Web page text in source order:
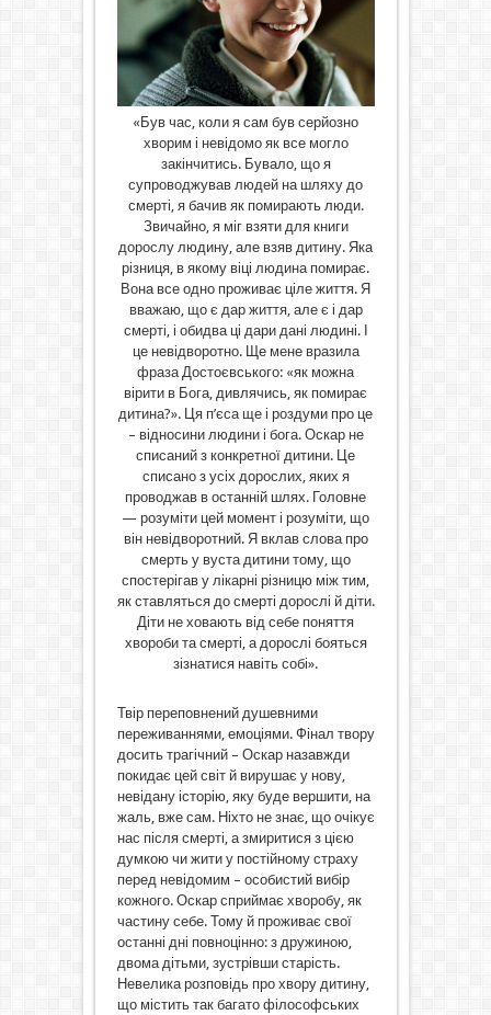
«Був час, коли я сам був серйозно
хворим і невідомо як все могло
закінчитись. Бувало, що я
супроводжував людей на шляху до
смерті, я бачив як помирають люди.
Звичайно, я міг взяти для книги
дорослу людину, але взяв дитину. Яка
різниця, в якому віці людина помирає.
Вона все одно проживає ціле життя. Я
вважаю, що є дар життя, але є і дар
смерті, і обидва ці дари дані людині. І
це невідворотно. Ще мене вразила
фраза Достоєвського: «як можна
вірити в Бога, дивлячись, як помирає
дитина?». Ця п’єса ще і роздуми про це
– відносини людини і бога. Оскар не
списаний з конкретної дитини. Це
списано з усіх дорослих, яких я
проводжав в останній шлях. Головне
— розуміти цей момент і розуміти, що
він невідворотний. Я вклав слова про
смерть у вуста дитини тому, що
спостерігав у лікарні різницю між тим,
як ставляться до смерті дорослі й діти.
Діти не ховають від себе поняття
хвороби та смерті, а дорослі бояться
зізнатися навіть собі».
Твір переповнений душевними
переживаннями, емоціями. Фінал твору
досить трагічний – Оскар назавжди
покидає цей світ й вирушає у нову,
невідану історію, яку буде вершити, на
жаль, вже сам. Ніхто не знає, що очікує
нас після смерті, а змиритися з цією
думкою чи жити у постійному страху
перед невідомим – особистий вибір
кожного. Оскар сприймає хворобу, як
частину себе. Тому й проживає свої
останні дні повноцінно: з дружиною,
двома дітьми, зустрівши старість.
Невелика розповідь про хвору дитину,
що містить так багато філософських